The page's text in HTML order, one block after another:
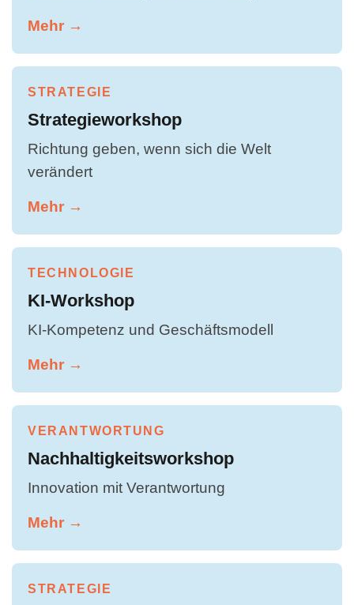
Mehr →
STRATEGIE
Strategieworkshop
Richtung geben, wenn sich die Welt
verändert
Mehr →
TECHNOLOGIE
KI-Workshop
KI-Kompetenz und Geschäftsmodell
Mehr →
VERANTWORTUNG
Nachhaltigkeitsworkshop
Innovation mit Verantwortung
Mehr →
STRATEGIE